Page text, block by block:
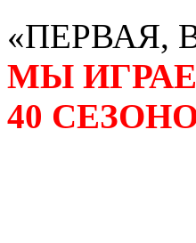
«ПЕРВАЯ,
МЫ
40